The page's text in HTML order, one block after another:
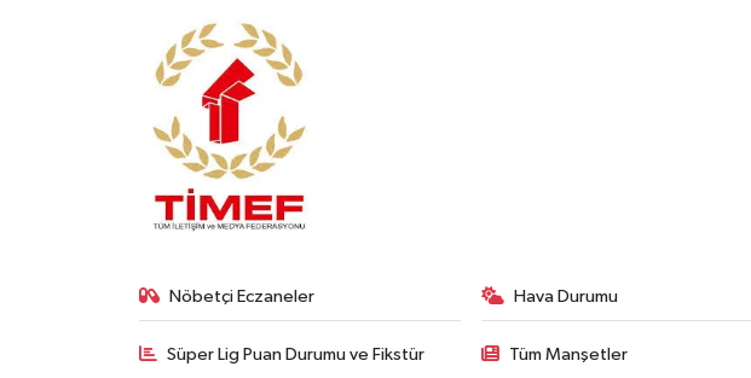
Nöbetçi Eczaneler Hava Durumu
Süper Lig Puan Durumu ve Fikstür Tüm Manşetler